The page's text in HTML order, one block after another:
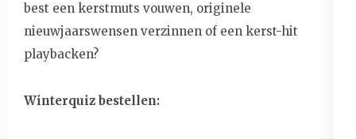
best een kerstmuts vouwen, originele
nieuwjaarswensen verzinnen of een kerst-hit
playbacken?
Winterquiz bestellen: